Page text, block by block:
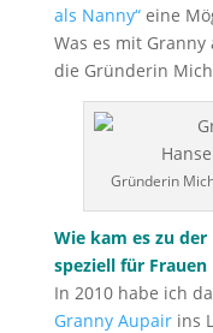
als Nanny“eine
Was es mit
die Gründerin
Gründerin
Wie kam es zu
speziell für Frauen
In 2010 habe ich
Granny Aupairins